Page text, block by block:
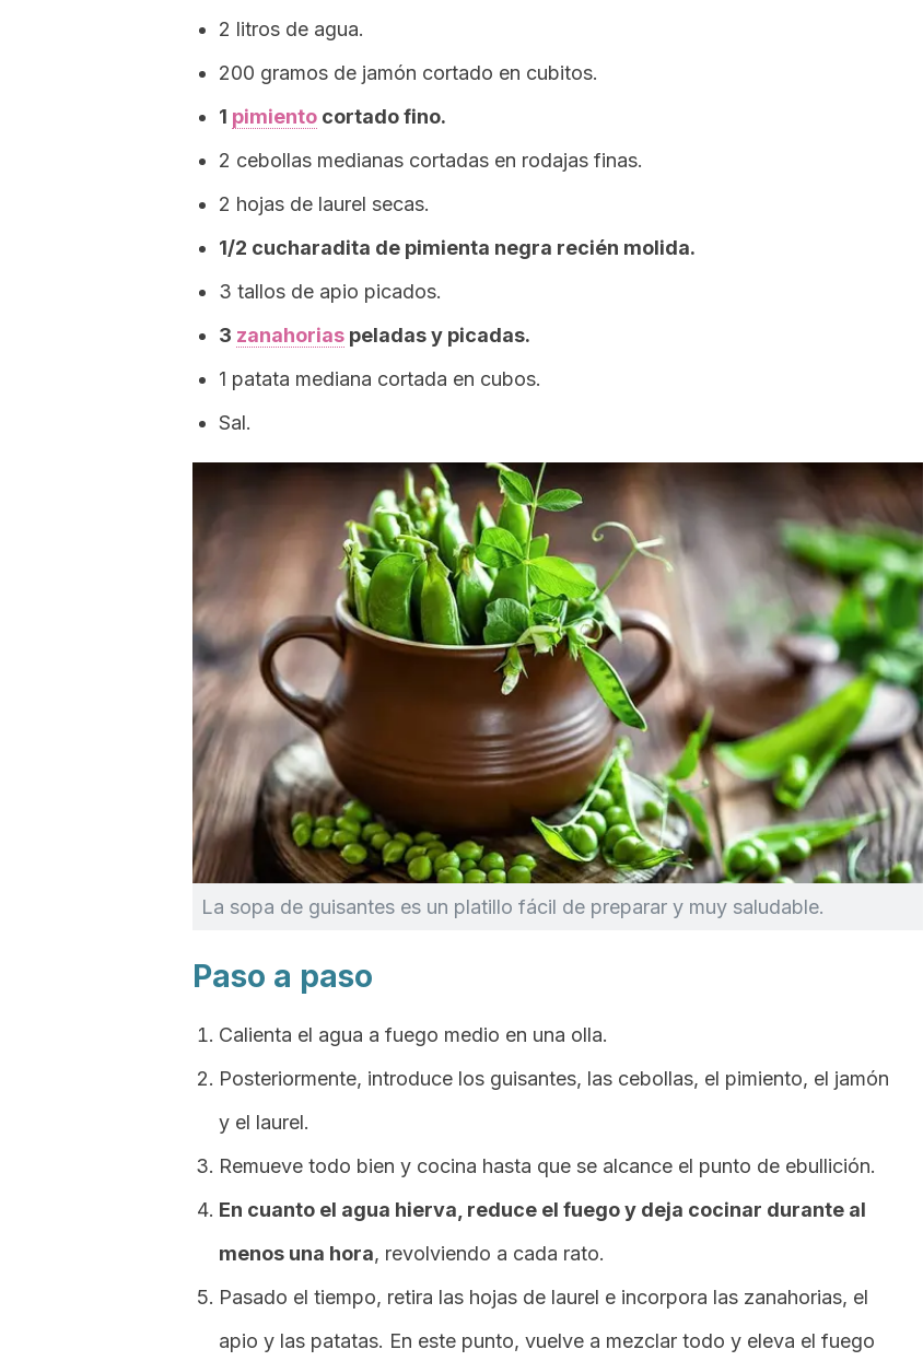
2 litros de agua.
200 gramos de jamón cortado en cubitos.
1 pimiento cortado fino.
2 cebollas medianas cortadas en rodajas finas.
2 hojas de laurel secas.
1/2 cucharadita de pimienta negra recién molida.
3 tallos de apio picados.
3 zanahorias peladas y picadas.
1 patata mediana cortada en cubos.
Sal.
La sopa de guisantes es un platillo fácil de preparar y muy saludable.
Paso a paso
Calienta el agua a fuego medio en una olla.
Posteriormente, introduce los guisantes, las cebollas, el pimiento, el jamón
y el laurel.
Remueve todo bien y cocina hasta que se alcance el punto de ebullición.
En cuanto el agua hierva, reduce el fuego y deja cocinar durante al
menos una hora, revolviendo a cada rato.
Pasado el tiempo, retira las hojas de laurel e incorpora las zanahorias, el
apio y las patatas. En este punto, vuelve a mezclar todo y eleva el fuego